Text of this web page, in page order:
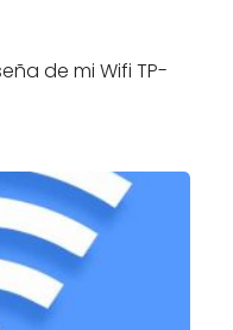
de mi Wifi TP-